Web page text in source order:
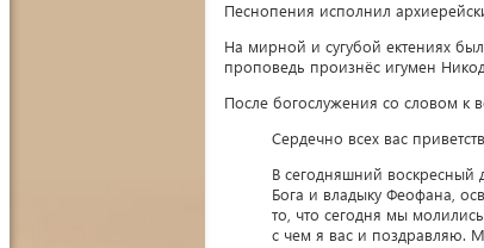
Песнопения исполнил
На мирной и сугубой ектениях
проповедь произнёс игумен
После богослужения со словом к
Сердечно всех вас
В сегодняшний воскресный
Бога и владыку Феофана,
то, что сегодня мы
с чем я вас и поздравляю.